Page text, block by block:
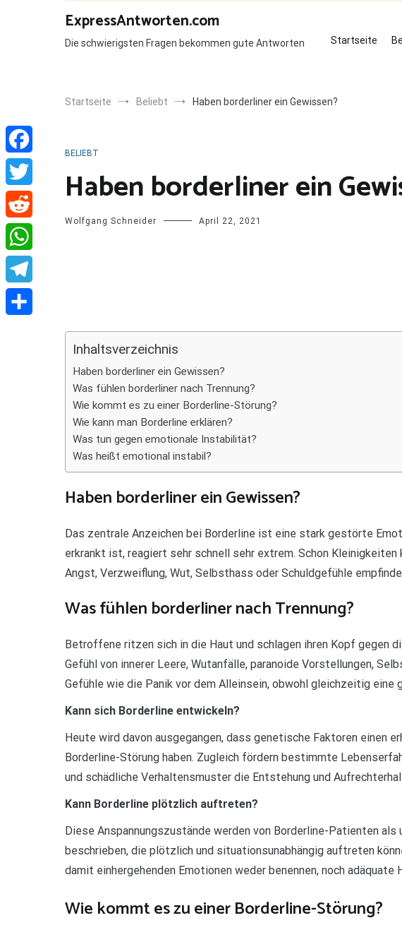
ExpressAntworten.com
Die schwierigsten Fragen bekommen gute Antworten Startseite
Startseite Beliebt Haben borderliner ein Gewissen?
BELIEBT
Haben borderliner ein
Wolfgang Schneider April 22, 2021
Inhaltsverzeichnis
Haben borderliner ein Gewissen?
Was fühlen borderliner nach Trennung?
Wie kommt es zu einer Borderline-Störung?
Wie kann man Borderline erklären?
Was tun gegen emotionale Instabilität?
Was heißt emotional instabil?
Haben borderliner ein Gewissen?
Das zentrale Anzeichen bei Borderline ist eine stark gestörte
erkrankt ist, reagiert sehr schnell sehr extrem. Schon
Angst, Verzweiflung, Wut, Selbsthass oder Schuldgefühle
Was fühlen borderliner nach Trennung?
Betroffene ritzen sich in die Haut und schlagen ihren Kopf gegen
Gefühl von innerer Leere, Wutanfälle, paranoide Vorstellungen,
Gefühle wie die Panik vor dem Alleinsein, obwohl gleichzeitig eine
Kann sich Borderline entwickeln?
Heute wird davon ausgegangen, dass genetische Faktoren einen
Borderline-Störung haben. Zugleich fördern bestimmte
und schädliche Verhaltensmuster die Entstehung und
Kann Borderline plötzlich auftreten?
Diese Anspannungszustände werden von Borderline-Patienten als
beschrieben, die plötzlich und situationsunabhängig auftreten
damit einhergehenden Emotionen weder benennen, noch adäquate
Wie kommt es zu einer Borderline-Störung?
Facebook
Twitter
Reddit
WhatsApp
Telegram